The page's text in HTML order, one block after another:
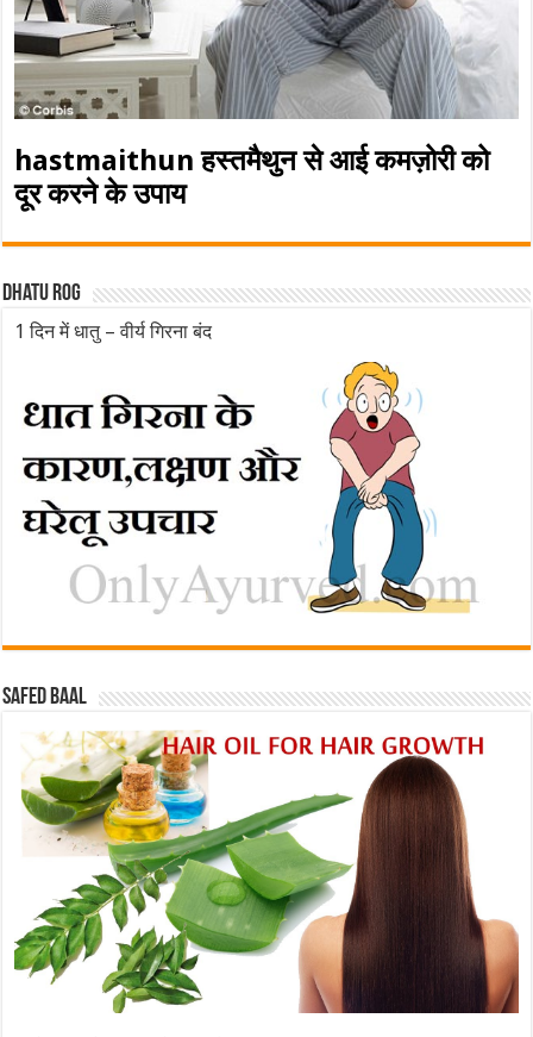
hastmaithun हस्तमैथुन से आई कमज़ोरी को
दूर करने के उपाय
Dhatu rog
1 दिन में धातु – वीर्य गिरना बंद
Safed baal